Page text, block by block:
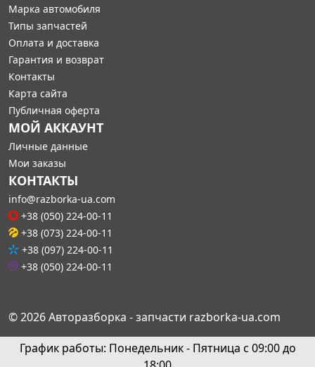
Марка автомобиля
Типы запчастей
Оплата и доставка
Гарантия и возврат
Контакты
Карта сайта
Публичная оферта
МОЙ АККАУНТ
Личные данные
Мои заказы
КОНТАКТЫ
info@razborka-ua.com
+38 (050) 224-00-11
+38 (073) 224-00-11
+38 (097) 224-00-11
+38 (050) 224-00-11
© 2026 Авторазборка - запчасти razborka-ua.com
График работы: Понедельник - Пятница с 09:00 до